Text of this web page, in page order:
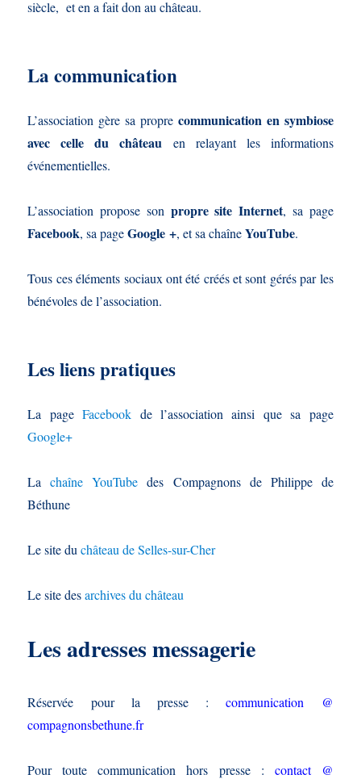
siècle, et en a fait don au château.
La communication
L’association gère sa propre communication en symbiose
avec celle du château en relayant les informations
événementielles.
L’association propose son propre site Internet, sa page
Facebook, sa pageGoogle +, et sa chaîneYouTube.
Tous ces éléments sociaux ont été créés et sont gérés par les
bénévoles de l’association.
Les liens pratiques
La pageFacebook de l’association ainsi que sa page
Google+
Lachaîne YouTube des Compagnons de Philippe de
Béthune
Le site duchâteau de Selles-sur-Cher
Le site desarchives du château
Les adresses messagerie
Réservée pour la presse :communication @
compagnonsbethune.fr
Pour toute communication hors presse : contact @